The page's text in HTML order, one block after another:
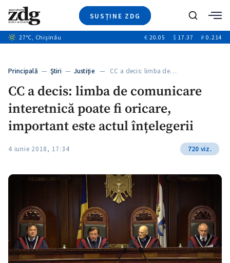
SUSȚINE ZDG
Ştiri
+7
Special
ZdGust
Caută
27°C, Chișinău € 20.05 $ 17.37 ₽ 0.214
Principală — Ştiri — Justiție— CC a decis: limba de…
CC a decis: limba de comunicare
interetnică poate fi oricare,
important este actul înțelegerii
4 iunie 2018, 17:34 720 viz.